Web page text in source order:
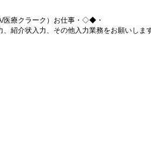
医療クラーク）お仕事・◇◆・
紹介状入力、その他入力業務をお願いしま